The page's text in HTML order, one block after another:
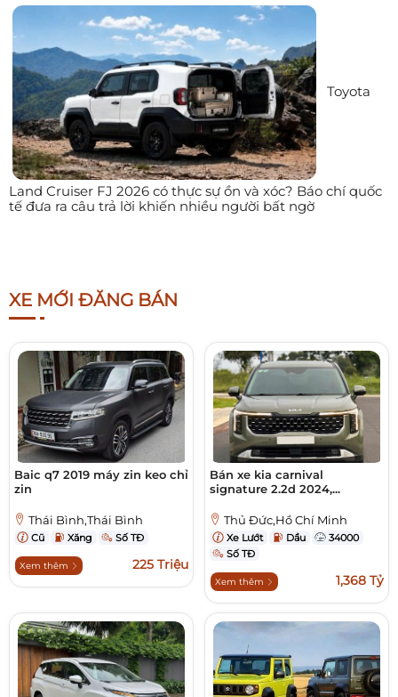
Toyota
Land Cruiser FJ 2026 có thực sự ồn và xóc? Báo chí quốc
tế đưa ra câu trả lời khiến nhiều người bất ngờ
XE MỚI ĐĂNG BÁN
Baic q7 2019 máy zin keo chỉ
zin
Thái Bình,Thái Bình
Cũ Xăng Số TĐ
Xem thêm 225 Triệu
Bán xe kia carnival
signature 2.2d 2024,...
Thủ Đức,Hồ Chí Minh
Xe Lướt Dầu
34000
Số TĐ
Xem thêm 1,368 Tỷ